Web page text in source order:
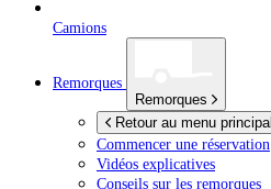
Camions
Remorques
Remorques
Retour au menu principal
Commencer une réservation
Vidéos explicatives
Conseils sur les remorques